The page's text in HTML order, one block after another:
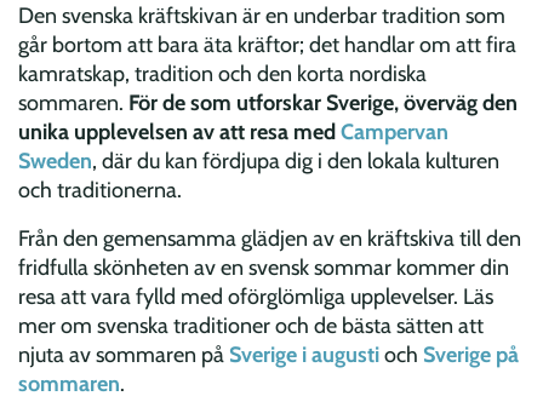
Den svenska kräftskivan är en underbar tradition som
går bortom att bara äta kräftor; det handlar om att fira
kamratskap, tradition och den korta nordiska
sommaren. För de som utforskar Sverige, överväg den
unika upplevelsen av att resa medCampervan
Sweden, där du kan fördjupa dig i den lokala kulturen
och traditionerna.
Från den gemensamma glädjen av en kräftskiva till den
fridfulla skönheten av en svensk sommar kommer din
resa att vara fylld med oförglömliga upplevelser. Läs
mer om svenska traditioner och de bästa sätten att
njuta av sommaren på Sverige i augustioch Sverige på
sommaren.